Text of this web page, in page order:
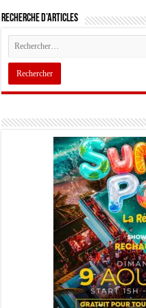
Recherche d’articles